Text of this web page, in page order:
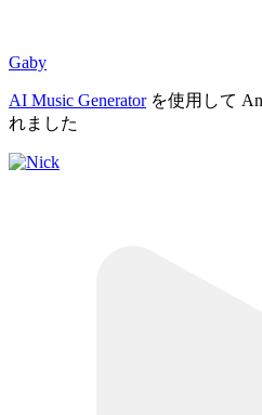
Gaby
AI Music Generatorを使用して
れました